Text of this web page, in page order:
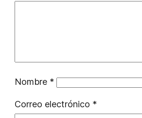
Nombre *
Correo electrónico *